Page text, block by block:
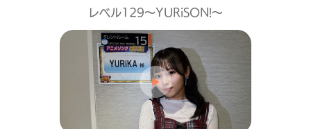
レベル129〜YURiSON!〜